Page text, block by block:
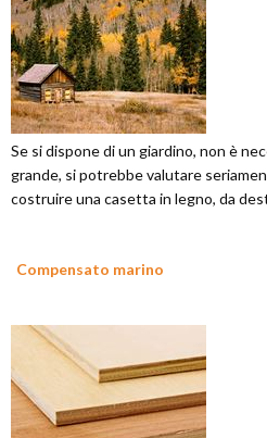
Se si dispone di un giardino, non è
grande, si potrebbe valutare
costruire una casetta in legno, da
Compensato marino